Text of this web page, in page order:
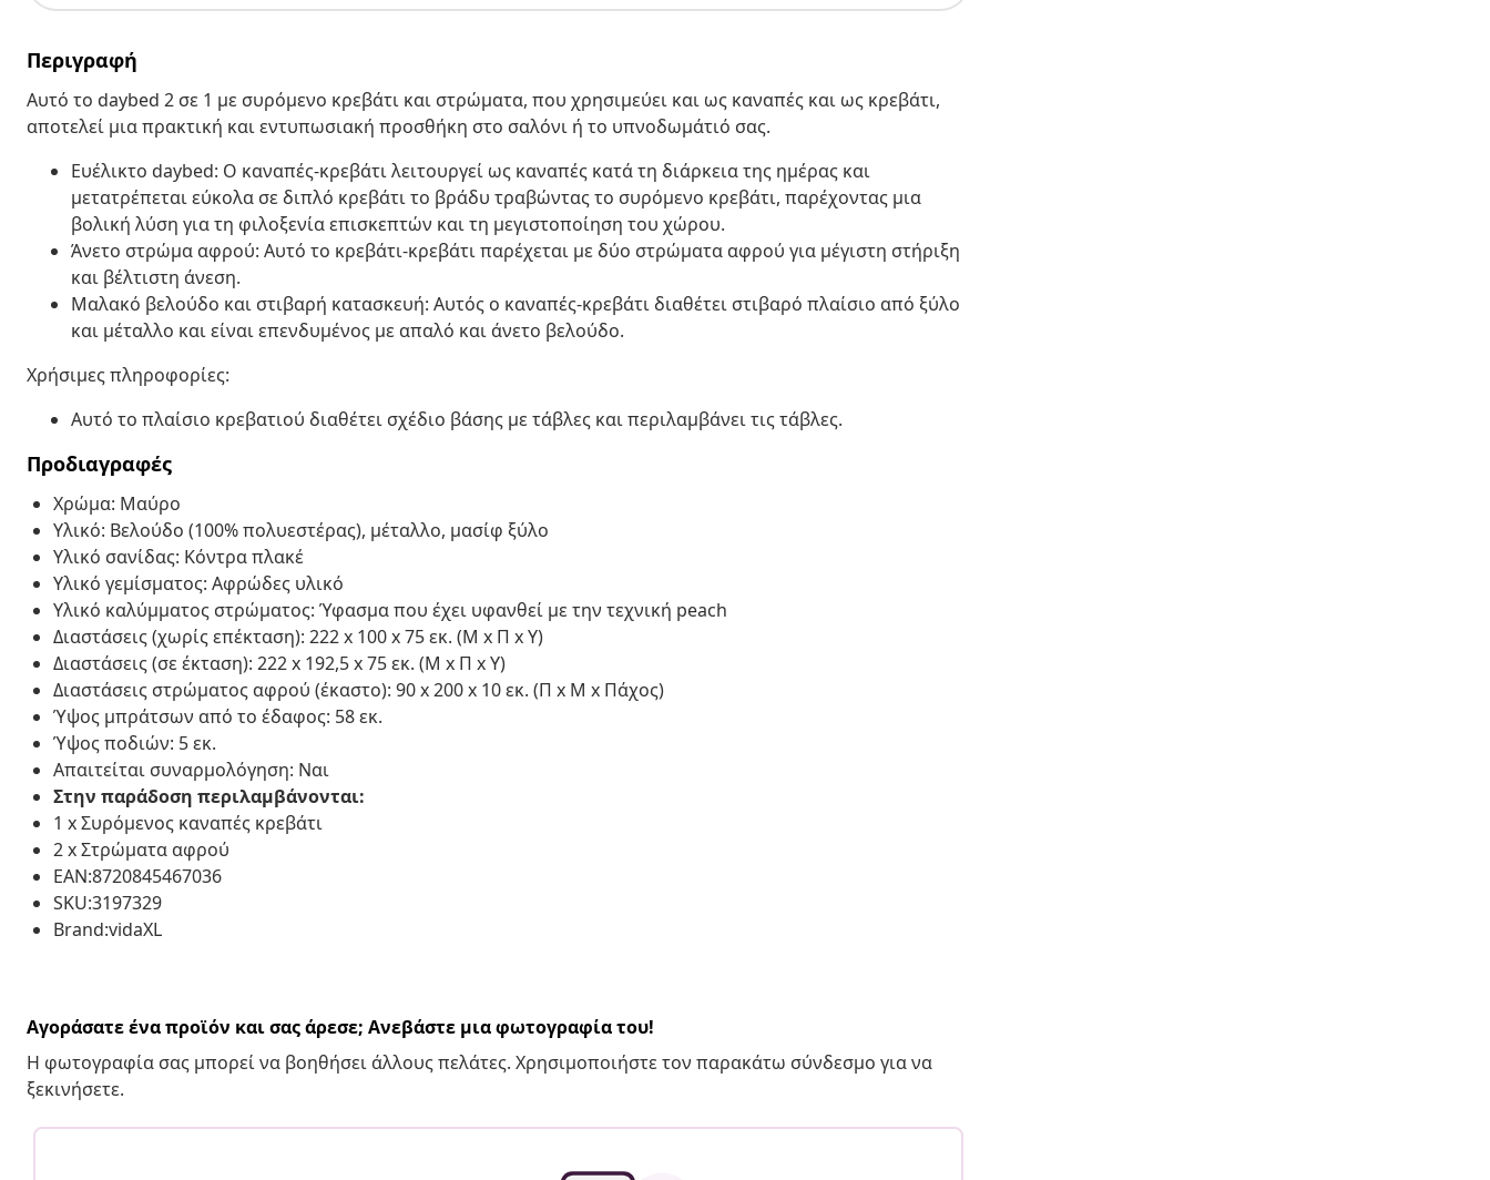
Περιγραφή
Αυτό το daybed 2 σε 1 με συρόμενο κρεβάτι και στρώματα, που χρησιμεύει και ως καναπές και ως κρεβάτι,
αποτελεί μια πρακτική και εντυπωσιακή προσθήκη στο σαλόνι ή το υπνοδωμάτιό σας.
Ευέλικτο daybed: Ο καναπές-κρεβάτι λειτουργεί ως καναπές κατά τη διάρκεια της ημέρας και
μετατρέπεται εύκολα σε διπλό κρεβάτι το βράδυ τραβώντας το συρόμενο κρεβάτι, παρέχοντας μια
βολική λύση για τη φιλοξενία επισκεπτών και τη μεγιστοποίηση του χώρου.
Άνετο στρώμα αφρού: Αυτό το κρεβάτι-κρεβάτι παρέχεται με δύο στρώματα αφρού για μέγιστη στήριξη
και βέλτιστη άνεση.
Μαλακό βελούδο και στιβαρή κατασκευή: Αυτός ο καναπές-κρεβάτι διαθέτει στιβαρό πλαίσιο από ξύλο
και μέταλλο και είναι επενδυμένος με απαλό και άνετο βελούδο.
Χρήσιμες πληροφορίες:
Αυτό το πλαίσιο κρεβατιού διαθέτει σχέδιο βάσης με τάβλες και περιλαμβάνει τις τάβλες.
Προδιαγραφές
Χρώμα: Μαύρο
Υλικό: Βελούδο (100% πολυεστέρας), μέταλλο, μασίφ ξύλο
Υλικό σανίδας: Κόντρα πλακέ
Υλικό γεμίσματος: Αφρώδες υλικό
Υλικό καλύμματος στρώματος: Ύφασμα που έχει υφανθεί με την τεχνική peach
Διαστάσεις (χωρίς επέκταση): 222 x 100 x 75 εκ. (Μ x Π x Υ)
Διαστάσεις (σε έκταση): 222 x 192,5 x 75 εκ. (Μ x Π x Υ)
Διαστάσεις στρώματος αφρού (έκαστο): 90 x 200 x 10 εκ. (Π x Μ x Πάχος)
Ύψος μπράτσων από το έδαφος: 58 εκ.
Ύψος ποδιών: 5 εκ.
Απαιτείται συναρμολόγηση: Ναι
Στην παράδοση περιλαμβάνονται:
1 x Συρόμενος καναπές κρεβάτι
2 x Στρώματα αφρού
EAN:8720845467036
SKU:3197329
Brand:vidaXL
Αγοράσατε ένα προϊόν και σας άρεσε; Ανεβάστε μια φωτογραφία του!
Η φωτογραφία σας μπορεί να βοηθήσει άλλους πελάτες. Χρησιμοποιήστε τον παρακάτω σύνδεσμο για να
ξεκινήσετε.